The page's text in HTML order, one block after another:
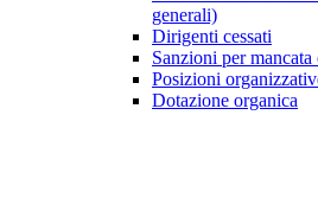
generali)
Dirigenti cessati
Sanzioni per
Posizioni
Dotazione organica